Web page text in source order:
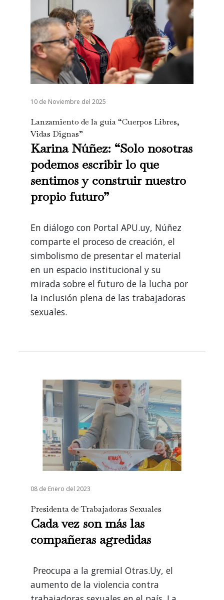
10 de Noviembre del 2025
Lanzamiento de la guía “Cuerpos Libres,
Vidas Dignas”
Karina Núñez: “Solo nosotras
podemos escribir lo que
sentimos y construir nuestro
propio futuro”
En diálogo con Portal APU.uy, Núñez
comparte el proceso de creación, el
simbolismo de presentar el material
en un espacio institucional y su
mirada sobre el futuro de la lucha por
la inclusión plena de las trabajadoras
sexuales.
08 de Enero del 2023
Presidenta de Trabajadoras Sexuales
Cada vez son más las
compañeras agredidas
Preocupa a la gremial Otras.Uy, el
aumento de la violencia contra